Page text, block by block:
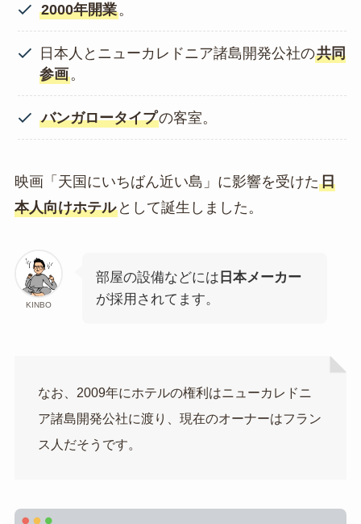
2000年開業。
日本人とニューカレドニア諸島開発公社の共同
参画。
バンガロータイプの客室。
映画「天国にいちばん近い島」に影響を受けた日
本人向けホテルとして誕生しました。
KINBO
部屋の設備などには 日本メーカー
が採用されてます。
なお、2009年にホテルの権利はニューカレドニ
ア諸島開発公社に渡り、現在のオーナーはフラン
ス人だそうです。